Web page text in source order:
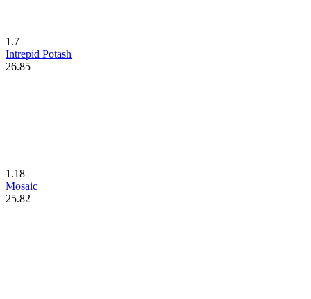
1.7
Intrepid Potash
26.85
1.18
Mosaic
25.82